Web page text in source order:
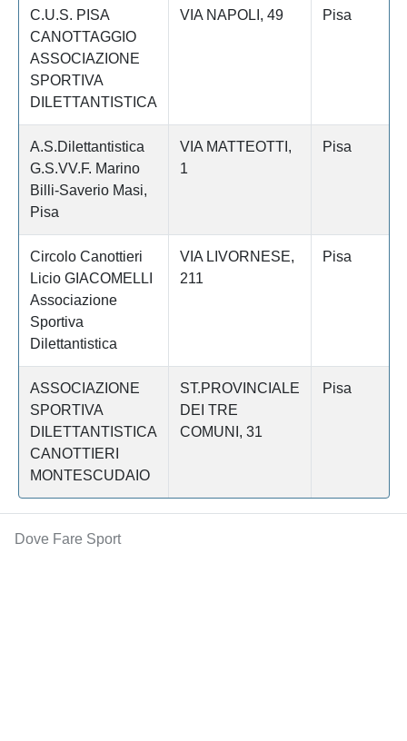
C.U.S. PISA
CANOTTAGGIO
ASSOCIAZIONE
SPORTIVA
DILETTANTISTICA
VIA NAPOLI, 49 Pisa
A.S.Dilettantistica
G.S.VV.F. Marino
Billi-Saverio Masi,
Pisa
VIA MATTEOTTI,
1
Pisa
Circolo Canottieri
Licio GIACOMELLI
Associazione
Sportiva
Dilettantistica
VIA LIVORNESE,
211
Pisa
ASSOCIAZIONE
SPORTIVA
DILETTANTISTICA
CANOTTIERI
MONTESCUDAIO
ST.PROVINCIALE
DEI TRE
COMUNI, 31
Pisa
Dove Fare Sport